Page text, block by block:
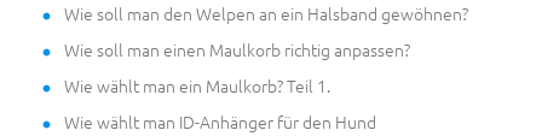
Wie soll man den Welpen an ein Halsband gewöhnen?
Wie soll man einen Maulkorb richtig anpassen?
Wie wählt man ein Maulkorb? Teil 1.
Wie wählt man ID-Anhänger für den Hund